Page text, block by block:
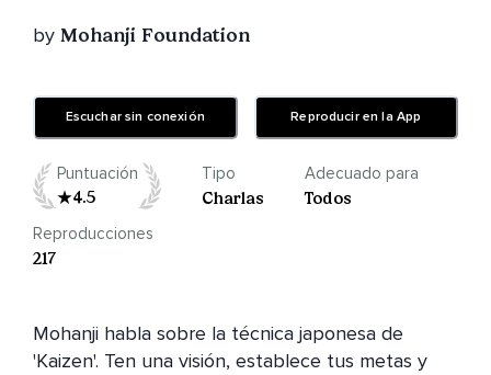
by Mohanji Foundation
Escuchar sin conexión Reproducir en la App
Puntuación
4.5
Tipo
Charlas
Adecuado para
Todos
Reproducciones
217
Mohanji habla sobre la técnica japonesa de
'Kaizen'. Ten una visión, establece tus metas y